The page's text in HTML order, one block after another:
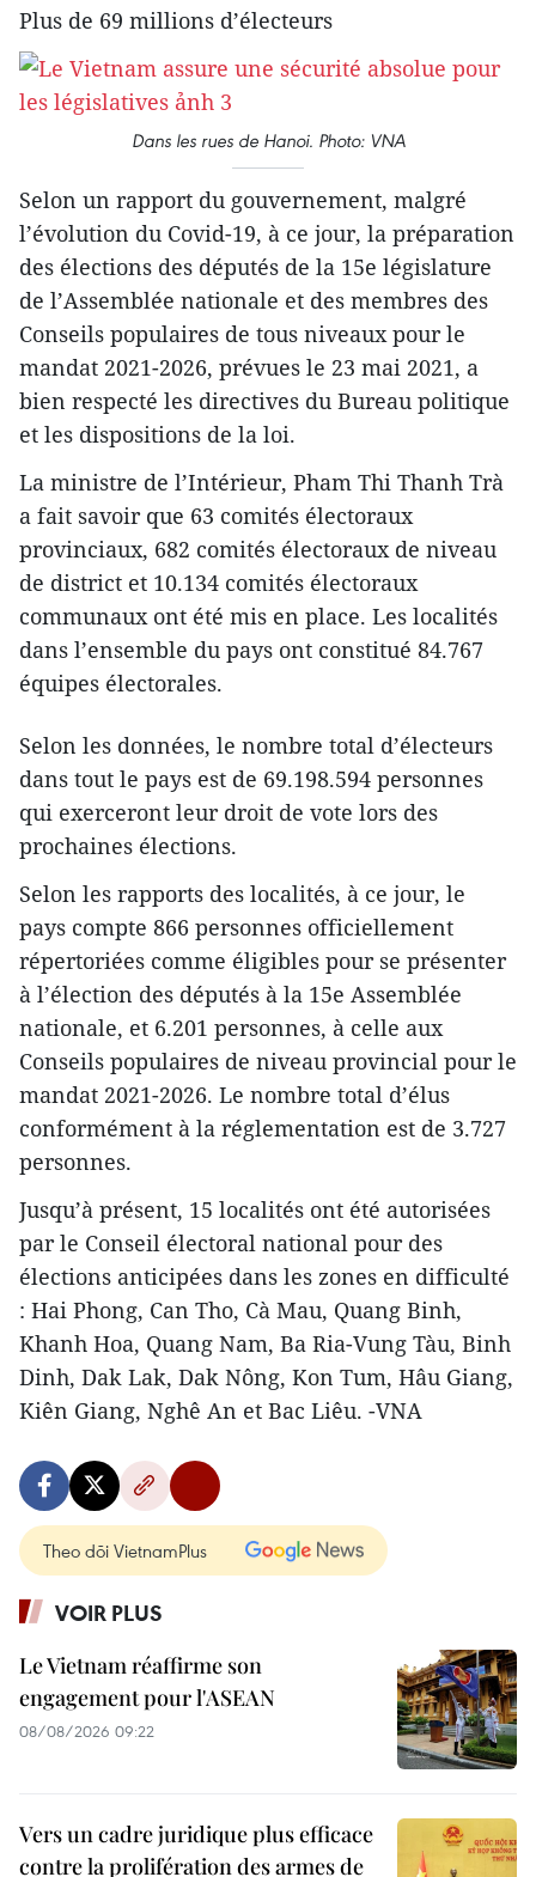
Plus de 69 millions d’électeurs
Dans les rues de Hanoi. Photo: VNA
Selon un rapport du gouvernement, malgré
l’évolution du Covid-19, à ce jour, la préparation
des élections des députés de la 15e législature
de l’Assemblée nationale et des membres des
Conseils populaires de tous niveaux pour le
mandat 2021-2026, prévues le 23 mai 2021, a
bien respecté les directives du Bureau politique
et les dispositions de la loi.
La ministre de l’Intérieur, Pham Thi Thanh Trà
a fait savoir que 63 comités électoraux
provinciaux, 682 comités électoraux de niveau
de district et 10.134 comités électoraux
communaux ont été mis en place. Les localités
dans l’ensemble du pays ont constitué 84.767
équipes électorales.
Selon les données, le nombre total d’électeurs
dans tout le pays est de 69.198.594 personnes
qui exerceront leur droit de vote lors des
prochaines élections.
Selon les rapports des localités, à ce jour, le
pays compte 866 personnes officiellement
répertoriées comme éligibles pour se présenter
à l’élection des députés à la 15e Assemblée
nationale, et 6.201 personnes, à celle aux
Conseils populaires de niveau provincial pour le
mandat 2021-2026. Le nombre total d’élus
conformément à la réglementation est de 3.727
personnes.
Jusqu’à présent, 15 localités ont été autorisées
par le Conseil électoral national pour des
élections anticipées dans les zones en difficulté
: Hai Phong, Can Tho, Cà Mau, Quang Binh,
Khanh Hoa, Quang Nam, Ba Ria-Vung Tàu, Binh
Dinh, Dak Lak, Dak Nông, Kon Tum, Hâu Giang,
Kiên Giang, Nghê An et Bac Liêu. -VNA
Theo dõi VietnamPlus
VOIR PLUS
Le Vietnam réaffirme son
engagement pour l'ASEAN
08/08/2026 09:22
Vers un cadre juridique plus efficace
contre la prolifération des armes de